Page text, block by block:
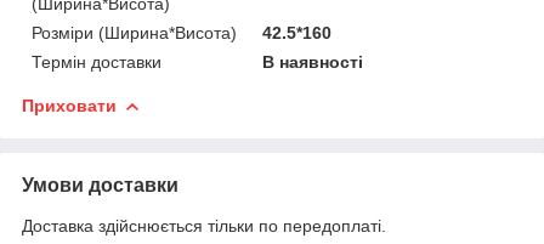
Розміри (Ширина*Висота)
42.5*160
Термін доставки
В наявності
Приховати
Умови доставки
Доставка здійснюється тільки по передоплаті.